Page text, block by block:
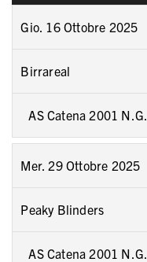
Gio. 16 Ottobre 2025
Birrareal
AS Catena 2001 N.G.
Mer. 29 Ottobre 2025
Peaky Blinders
AS Catena 2001 N.G.